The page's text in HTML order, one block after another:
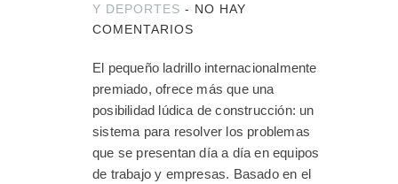
Y DEPORTES - NO HAY
COMENTARIOS
El pequeño ladrillo internacionalmente
premiado, ofrece más que una
posibilidad lúdica de construcción: un
sistema para resolver los problemas
que se presentan día a día en equipos
de trabajo y empresas. Basado en el